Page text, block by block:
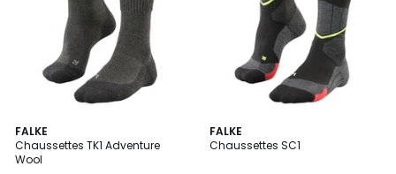
FALKE
Chaussettes TK1 Adventure
Wool
4
Couleurs
FALKE
Chaussettes SC1
2
Couleurs